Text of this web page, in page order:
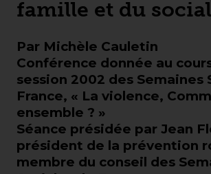
famille et du social
Par Michèle Cauletin
Conférence donnée au
session 2002 des Semaines
France, « La violence,
ensemble ? »
Séance présidée par Jean
président de la prévention
membre du conseil des